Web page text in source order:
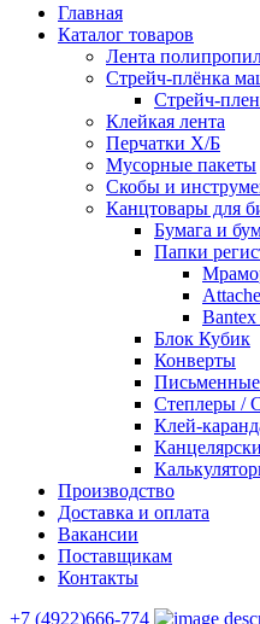
Главная
Каталог товаров
Лента
Стрейч-плёнка
Стрейч-
Клейкая лента
Перчатки Х/Б
Мусорные пакеты
Скобы и
Канцтовары для
Бумага и
Папки
Блок Кубик
Конверты
Степлеры /
Клей-
Производство
Доставка и оплата
Вакансии
Поставщикам
Контакты
+7 (4922)666-774